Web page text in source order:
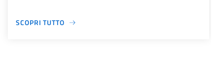
SCOPRI TUTTO